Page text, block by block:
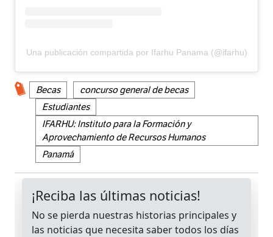
Una publicación compartida por Ifarhu Panama (@ifarhu)
Becas
concurso general de becas
Estudiantes
IFARHU: Instituto para la Formación y
Aprovechamiento de Recursos Humanos
Panamá